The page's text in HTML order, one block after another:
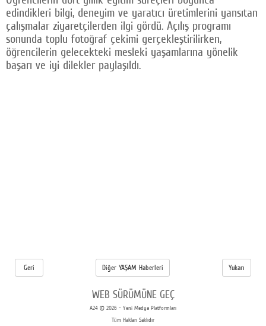
edindikleri bilgi, deneyim ve yaratıcı üretimlerini yansıtan
çalışmalar ziyaretçilerden ilgi gördü. Açılış programı
sonunda toplu fotoğraf çekimi gerçekleştirilirken,
öğrencilerin gelecekteki mesleki yaşamlarına yönelik
başarı ve iyi dilekler paylaşıldı.
Geri Diğer YAŞAM Haberleri Yukarı
WEB SÜRÜMÜNE GEÇ
A24 © 2026 - Yeni Medya Platformları
Tüm Hakları Saklıdır